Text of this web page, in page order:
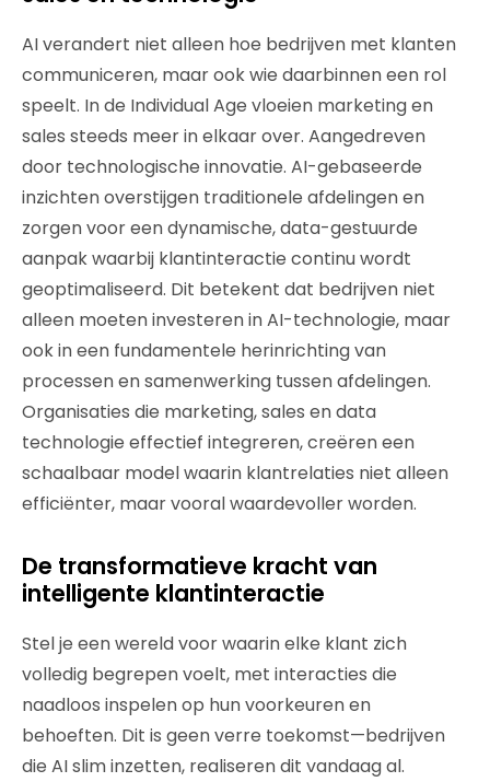
AI verandert niet alleen hoe bedrijven met klanten
communiceren, maar ook wie daarbinnen een rol
speelt. In de Individual Age vloeien marketing en
sales steeds meer in elkaar over. Aangedreven
door technologische innovatie. AI-gebaseerde
inzichten overstijgen traditionele afdelingen en
zorgen voor een dynamische, data-gestuurde
aanpak waarbij klantinteractie continu wordt
geoptimaliseerd. Dit betekent dat bedrijven niet
alleen moeten investeren in AI-technologie, maar
ook in een fundamentele herinrichting van
processen en samenwerking tussen afdelingen.
Organisaties die marketing, sales en data
technologie effectief integreren, creëren een
schaalbaar model waarin klantrelaties niet alleen
efficiënter, maar vooral waardevoller worden.
De transformatieve kracht van
intelligente klantinteractie
Stel je een wereld voor waarin elke klant zich
volledig begrepen voelt, met interacties die
naadloos inspelen op hun voorkeuren en
behoeften. Dit is geen verre toekomst—bedrijven
die AI slim inzetten, realiseren dit vandaag al.